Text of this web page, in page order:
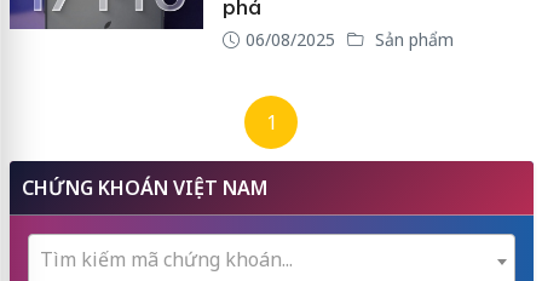
phá
06/08/2025 Sản phẩm
1
CHỨNG KHOÁN VIỆT NAM
Tìm kiếm mã chứng khoán...